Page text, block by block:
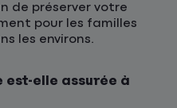
de préserver votre
pour les familles
les environs.
elle assurée à